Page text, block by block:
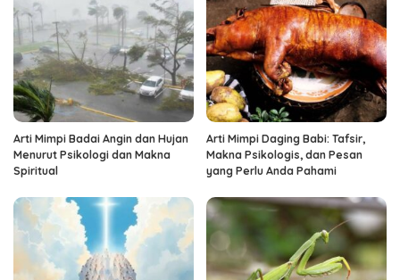
Arti Mimpi Badai Angin dan Hujan
Menurut Psikologi dan Makna
Spiritual
Arti Mimpi Daging Babi: Tafsir,
Makna Psikologis, dan Pesan
yang Perlu Anda Pahami